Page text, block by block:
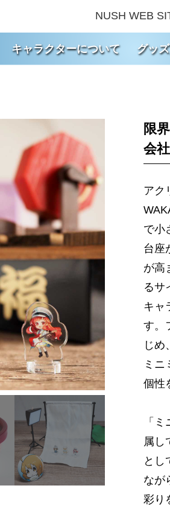
NUSH WEB
キャラクターについて グッ
限
会
アク
で小
台座
が高
るサ
キャ
す。
じめ
ミニ
個性
「
属し
とし
なが
彩り